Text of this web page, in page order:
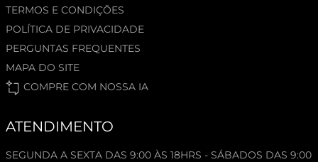
TERMOS E CONDIÇÕES
POLÍTICA DE PRIVACIDADE
PERGUNTAS FREQUENTES
MAPA DO SITE
COMPRE COM NOSSA IA
ATENDIMENTO
SEGUNDA A SEXTA DAS 9:00 ÀS 18HRS - SÁBADOS DAS 9:00